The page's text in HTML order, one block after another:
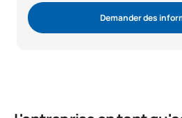
Demander des